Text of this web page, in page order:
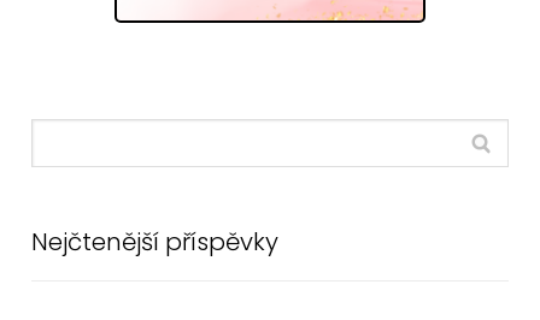
Nejčtenější příspěvky